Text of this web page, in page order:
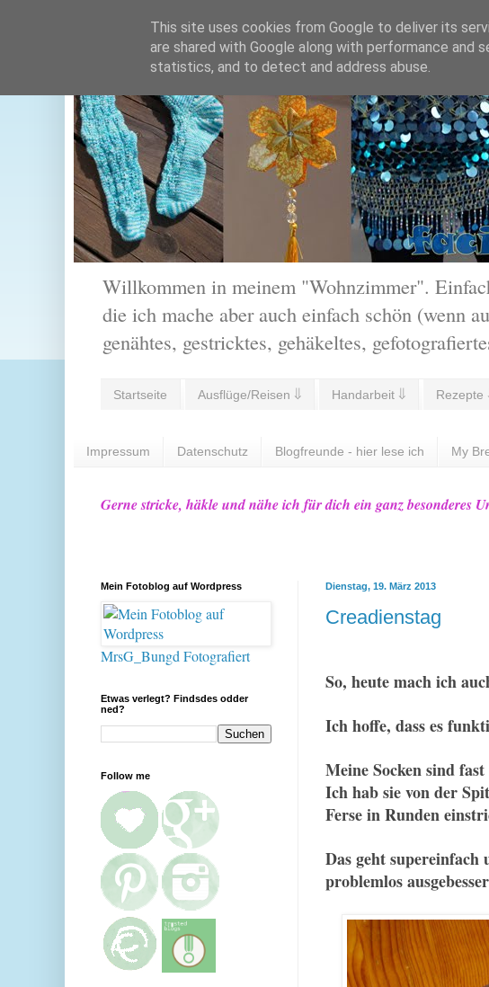
Willkommen in meinem "Wohnzimmer".
die ich mache aber auch einfach schön (wenn
genähtes, gestricktes, gehäkeltes,
Startseite Ausflüge/Reisen ⇓ Handarbeit ⇓ Rezepte
Impressum Datenschutz Blogfreunde - hier lese ich My
Gerne stricke, häkle und nähe ich für dich ein ganz
Dienstag, 19. März 2013
Creadienstag
So, heute mach ich
Ich hoffe, dass es
Meine Socken sind
Ich hab sie von der
Ferse in Runden
Das geht supereinfach
problemlos au
Mein Fotoblog auf Wordpress
MrsG_Bungd Fotografiert
Etwas verlegt? Findsdes odder
ned?
Follow me
This site uses cookies from Google to deliver its
are shared with Google along with performance
statistics, and to detect and address abuse.